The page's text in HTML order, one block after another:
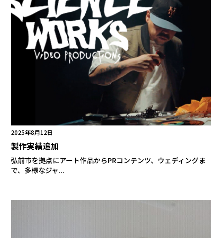
2025年8月12日
製作実績追加
弘前市を拠点にアート作品からPRコンテンツ、ウェディングま
で、多様なジャ...